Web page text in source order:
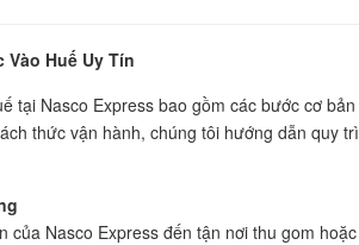
Vào Huế Uy Tín
tại Nasco Express bao gồm các bước cơ bản
thức vận hành, chúng tôi hướng dẫn quy
của Nasco Express đến tận nơi thu gom hoặc